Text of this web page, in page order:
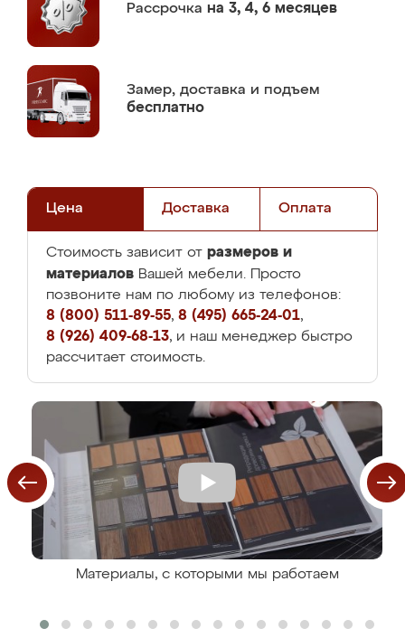
Рассрочка на 3, 4, 6 месяцев
Замер, доставка и подъем
бесплатно
Цена Доставка Оплата
Стоимость зависит от размеров и
материалов Вашей мебели. Просто
позвоните нам по любому из телефонов:
8 (800) 511-89-55, 8 (495) 665-24-01,
8 (926) 409-68-13, и наш менеджер быстро
рассчитает стоимость.
Материалы, с которыми мы работаем